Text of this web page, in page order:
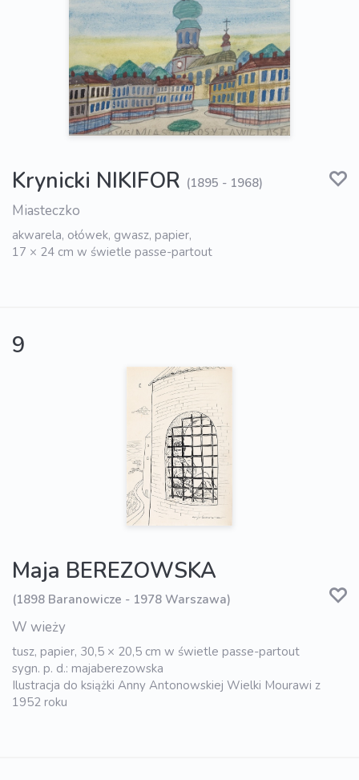
Krynicki NIKIFOR (1895 - 1968)
Miasteczko
akwarela, ołówek, gwasz, papier,
17 × 24 cm w świetle passe-partout
9
Maja BEREZOWSKA
(1898 Baranowicze - 1978 Warszawa)
W wieży
tusz, papier, 30,5 × 20,5 cm w świetle passe-partout
sygn. p. d.: majaberezowska
Ilustracja do książki Anny Antonowskiej Wielki Mourawi z
1952 roku